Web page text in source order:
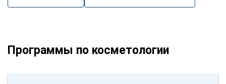
Программы по косметологии